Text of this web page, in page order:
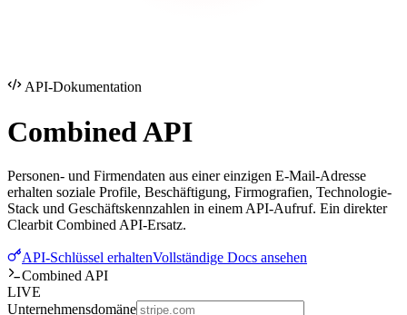
API-Dokumentation
CombinedAPI
Personen- und Firmendaten aus einer einzigen E-Mail-Adresse
erhalten soziale Profile, Beschäftigung, Firmografien, Technologie-
Stack und Geschäftskennzahlen in einem API-Aufruf. Ein direkter
Clearbit Combined API-Ersatz.
API-Schlüssel erhaltenVollständige Docs ansehen
Combined API
LIVE
Unternehmensdomäne